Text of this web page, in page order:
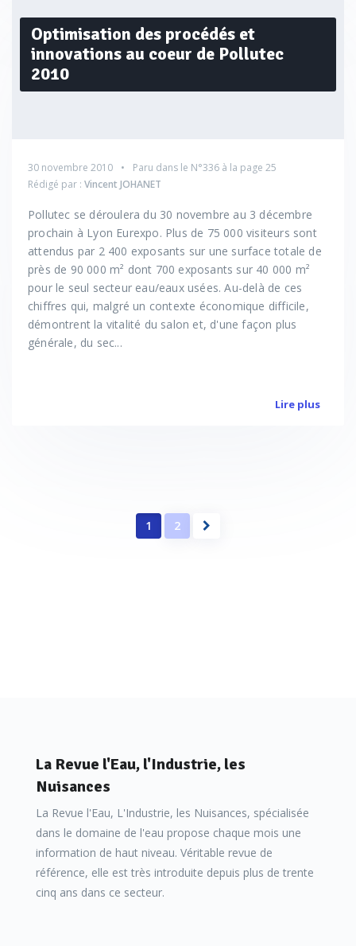
Optimisation des procédés et
innovations au coeur de Pollutec
2010
30 novembre 2010 Paru dans le N°336 à la page 25
Rédigé par : Vincent JOHANET
Pollutec se déroulera du 30 novembre au 3 décembre
prochain à Lyon Eurexpo. Plus de 75 000 visiteurs sont
attendus par 2 400 exposants sur une surface totale de
près de 90 000 m² dont 700 exposants sur 40 000 m²
pour le seul secteur eau/eaux usées. Au-delà de ces
chiffres qui, malgré un contexte économique difficile,
démontrent la vitalité du salon et, d'une façon plus
générale, du sec...
Lire plus
1 2
La Revue l'Eau, l'Industrie, les
Nuisances
La Revue l'Eau, L'Industrie, les Nuisances, spécialisée
dans le domaine de l'eau propose chaque mois une
information de haut niveau. Véritable revue de
référence, elle est très introduite depuis plus de trente
cinq ans dans ce secteur.